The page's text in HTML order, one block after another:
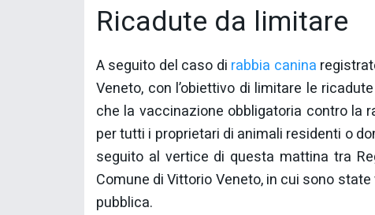
Ricadute da limitare
A seguito del caso di rabbia canina
Veneto, con l’obiettivo di limitare le
che la vaccinazione obbligatoria contro la
per tutti i proprietari di animali residenti o
seguito al vertice di questa mattina tra
Comune di Vittorio Veneto, in cui sono
pubblica.